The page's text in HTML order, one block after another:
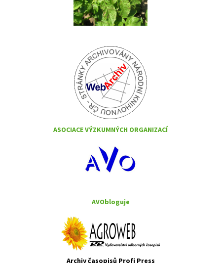
ASOCIACE VÝZKUMNÝCH ORGANIZACÍ
AVObloguje
Archiv časopisů Profi Press